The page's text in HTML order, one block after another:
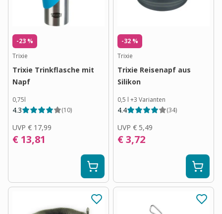
-23 %
Trixie
Trixie Trinkflasche mit
Napf
0,75l
4.3 (10)
UVP € 17,99
€ 13,81
-32 %
Trixie
Trixie Reisenapf aus
Silikon
0,5 l +3 Varianten
4.4 (34)
UVP € 5,49
€ 3,72